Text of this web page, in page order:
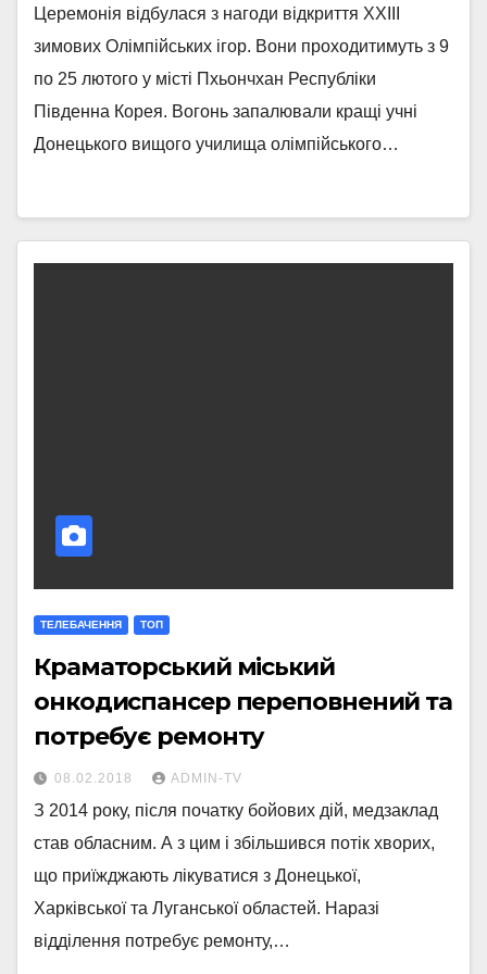
Церемонія відбулася з нагоди відкриття ХХIII
зимових Олімпійських ігор. Вони проходитимуть з 9
по 25 лютого у місті Пхьончхан Республіки
Південна Корея. Вогонь запалювали кращі учні
Донецького вищого училища олімпійського…
ТЕЛЕБАЧЕННЯ ТОП
Краматорський міський
онкодиспансер переповнений та
потребує ремонту
08.02.2018 ADMIN-TV
З 2014 року, після початку бойових дій, медзаклад
став обласним. А з цим і збільшився потік хворих,
що приїжджають лікуватися з Донецької,
Харківської та Луганської областей. Наразі
відділення потребує ремонту,…